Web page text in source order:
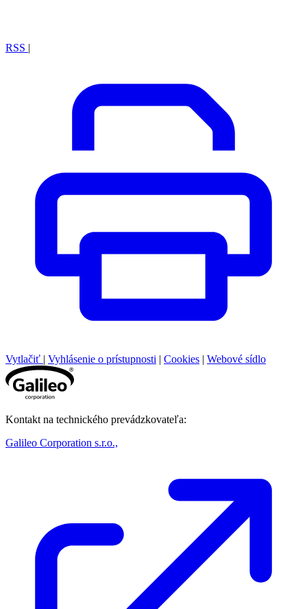
RSS |
Vytlačiť | Vyhlásenie o prístupnosti | Cookies | Webové sídlo
Kontakt na technického prevádzkovateľa:
Galileo Corporation s.r.o.,